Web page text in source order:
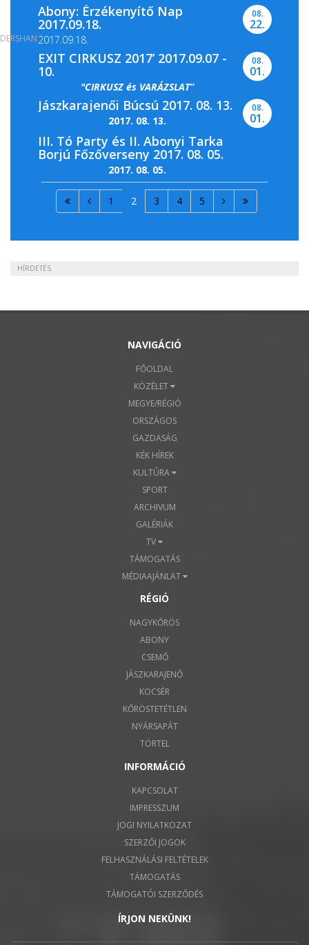
Abony: Érzékenyítő Nap
2017.09.18.
2017.09.18.
08.
22.
EXIT CIRKUSZ 2017’ 2017.09.07 -
10.
"CIRKUSZ és VARÁZSLAT”
08.
01.
Jászkarajenői Búcsú 2017. 08. 13.
2017. 08. 13.
08.
01.
III. Tó Party és II. Abonyi Tarka
Borjú Főzőverseny 2017. 08. 05.
2017. 08. 05.
1 2 3 4 5
HÍRDETÉS
NAVIGÁCIÓ
FŐOLDAL
KÖZÉLET
MEGYE/RÉGIÓ
ORSZÁGOS
GAZDASÁG
KÉK HÍREK
KULTÚRA
SPORT
ARCHIVUM
GALÉRIÁK
TV
TÁMOGATÁS
MÉDIAAJÁNLAT
RÉGIÓ
NAGYKŐRÖS
ABONY
CSEMŐ
JÁSZKARAJENŐ
KOCSÉR
KŐRÖSTETÉTLEN
NYÁRSAPÁT
TÖRTEL
DERSHAN
INFORMÁCIÓ
KAPCSOLAT
IMPRESSZUM
JOGI NYILATKOZAT
SZERZŐI JOGOK
FELHASZNÁLÁSI FELTÉTELEK
TÁMOGATÁS
TÁMOGATÓI SZERZŐDÉS
ÍRJON NEKÜNK!